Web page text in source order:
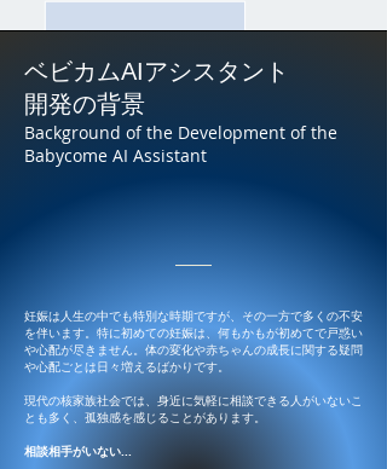
ベビカムAIアシスタント
​開発の背景
Background of the Development of the
Babycome AI Assistant
妊娠は人生の中でも特別な時期ですが、その一方で多くの不安
を伴います。特に初めての妊娠は、何もかもが初めてで戸惑い
や心配が尽きません。体の変化や赤ちゃんの成長に関する疑問
や心配ごとは日々増えるばかりです。
現代の核家族社会では、身近に気軽に相談できる人がいないこ
とも多く、孤独感を感じることがあります。
相談相手がいない...